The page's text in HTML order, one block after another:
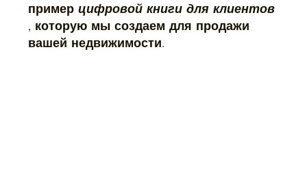
примерцифровой книги для клиентов
, которую мы создаем для продажи
вашей недвижимости.